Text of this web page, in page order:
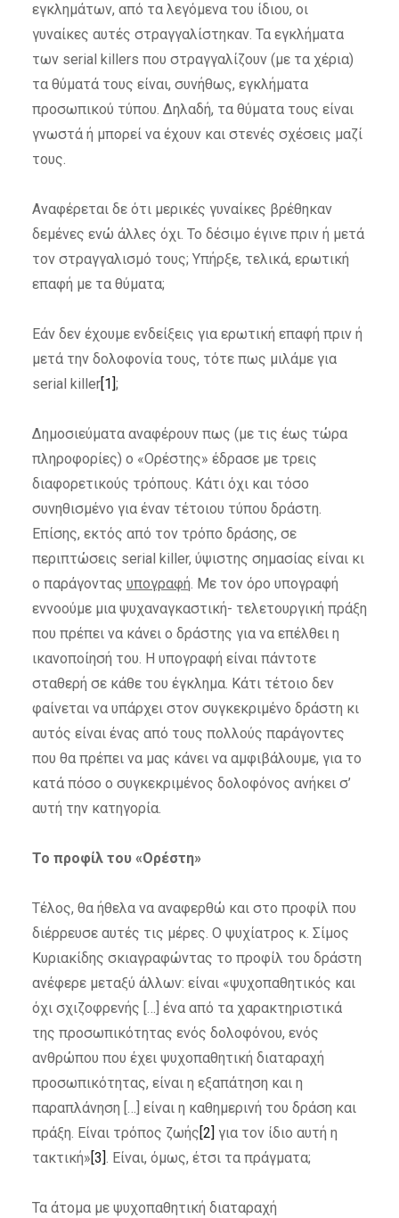
εγκλημάτων, από τα λεγόμενα του ίδιου, οι
γυναίκες αυτές στραγγαλίστηκαν. Τα εγκλήματα
των serial killers που στραγγαλίζουν (με τα χέρια)
τα θύματά τους είναι, συνήθως, εγκλήματα
προσωπικού τύπου. Δηλαδή, τα θύματα τους είναι
γνωστά ή μπορεί να έχουν και στενές σχέσεις μαζί
τους.
Αναφέρεται δε ότι μερικές γυναίκες βρέθηκαν
δεμένες ενώ άλλες όχι. Το δέσιμο έγινε πριν ή μετά
τον στραγγαλισμό τους; Υπήρξε, τελικά, ερωτική
επαφή με τα θύματα;
Εάν δεν έχουμε ενδείξεις για ερωτική επαφή πριν ή
μετά την δολοφονία τους, τότε πως μιλάμε για
serial killer[1] ;
Δημοσιεύματα αναφέρουν πως (με τις έως τώρα
πληροφορίες) ο «Ορέστης» έδρασε με τρεις
διαφορετικούς τρόπους. Κάτι όχι και τόσο
συνηθισμένο για έναν τέτοιου τύπου δράστη.
Επίσης, εκτός από τον τρόπο δράσης, σε
περιπτώσεις serial killer, ύψιστης σημασίας είναι κι
ο παράγοντας υπογραφή. Με τον όρο υπογραφή
εννοούμε μια ψυχαναγκαστική- τελετουργική πράξη
που πρέπει να κάνει ο δράστης για να επέλθει η
ικανοποίησή του. Η υπογραφή είναι πάντοτε
σταθερή σε κάθε του έγκλημα. Κάτι τέτοιο δεν
φαίνεται να υπάρχει στον συγκεκριμένο δράστη κι
αυτός είναι ένας από τους πολλούς παράγοντες
που θα πρέπει να μας κάνει να αμφιβάλουμε, για το
κατά πόσο ο συγκεκριμένος δολοφόνος ανήκει σ’
αυτή την κατηγορία.
Το προφίλ του «Ορέστη»
Τέλος, θα ήθελα να αναφερθώ και στο προφίλ που
διέρρευσε αυτές τις μέρες. Ο ψυχίατρος κ. Σίμος
Κυριακίδης σκιαγραφώντας το προφίλ του δράστη
ανέφερε μεταξύ άλλων: είναι «ψυχοπαθητικός και
όχι σχιζοφρενής […] ένα από τα χαρακτηριστικά
της προσωπικότητας ενός δολοφόνου, ενός
ανθρώπου που έχει ψυχοπαθητική διαταραχή
προσωπικότητας, είναι η εξαπάτηση και η
παραπλάνηση […] είναι η καθημερινή του δράση και
πράξη. Είναι τρόπος ζωής [2] για τον ίδιο αυτή η
τακτική» [3] . Είναι, όμως, έτσι τα πράγματα;
Τα άτομα με ψυχοπαθητική διαταραχή